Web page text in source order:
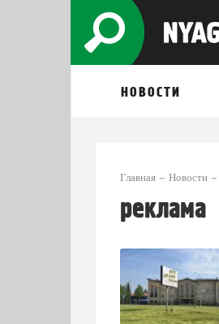
НОВОСТИ
Главная Новости
реклама